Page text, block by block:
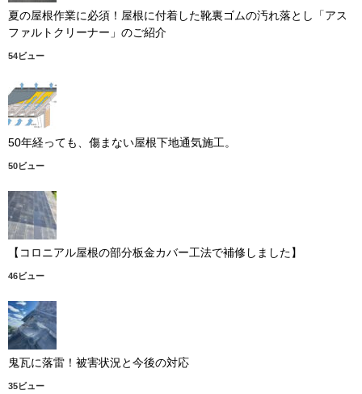
夏の屋根作業に必須！屋根に付着した靴裏ゴムの汚れ落とし「アス
ファルトクリーナー」のご紹介
54ビュー
50年経っても、傷まない屋根下地通気施工。
50ビュー
【コロニアル屋根の部分板金カバー工法で補修しました】
46ビュー
鬼瓦に落雷！被害状況と今後の対応
35ビュー